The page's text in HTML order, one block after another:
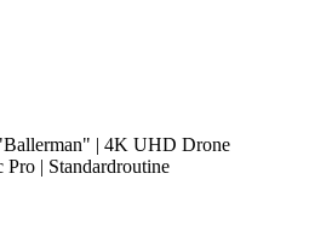
| 4K UHD Drone
| Standardroutine